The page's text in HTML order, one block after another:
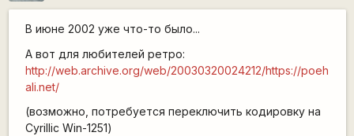
В июне 2002 уже что-то было...
А вот для любителей ретро:
http://web.archive.org/web/20030320024212/https://poeh
ali.net/
(возможно, потребуется переключить кодировку на
Cyrillic Win-1251)